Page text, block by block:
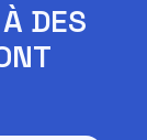
DES